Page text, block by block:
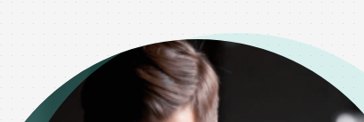
и сертификаты
рейтинги
лечения